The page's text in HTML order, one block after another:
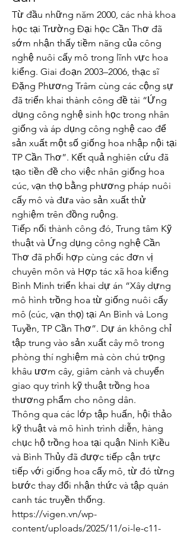
Từ đầu những năm 2000, các nhà khoa
học tại Trường Đại học Cần Thơ đã
sớm nhận thấy tiềm năng của công
nghệ nuôi cấy mô trong lĩnh vực hoa
kiểng. Giai đoạn 2003–2006, thạc sĩ
Đặng Phương Trâm cùng các cộng sự
đã triển khai thành công đề tài “Ứng
dụng công nghệ sinh học trong nhân
giống và áp dụng công nghệ cao để
sản xuất một số giống hoa nhập nội tại
TP Cần Thơ”. Kết quả nghiên cứu đã
tạo tiền đề cho việc nhân giống hoa
cúc, vạn thọ bằng phương pháp nuôi
cấy mô và đưa vào sản xuất thử
nghiệm trên đồng ruộng.
Tiếp nối thành công đó, Trung tâm Kỹ
thuật và Ứng dụng công nghệ Cần
Thơ đã phối hợp cùng các đơn vị
chuyên môn và Hợp tác xã hoa kiểng
Bình Minh triển khai dự án “Xây dựng
mô hình trồng hoa từ giống nuôi cấy
mô (cúc, vạn thọ) tại An Bình và Long
Tuyền, TP Cần Thơ”. Dự án không chỉ
tập trung vào sản xuất cây mô trong
phòng thí nghiệm mà còn chú trọng
khâu ươm cây, giâm cành và chuyển
giao quy trình kỹ thuật trồng hoa
thương phẩm cho nông dân.
Thông qua các lớp tập huấn, hội thảo
kỹ thuật và mô hình trình diễn, hàng
chục hộ trồng hoa tại quận Ninh Kiều
và Bình Thủy đã được tiếp cận trực
tiếp với giống hoa cấy mô, từ đó từng
bước thay đổi nhận thức và tập quán
canh tác truyền thống.
https://vigen.vn/wp-
content/uploads/2025/11/oi-le-c11-